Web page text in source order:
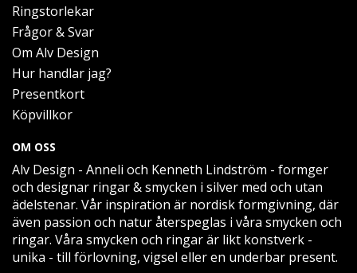
Ringstorlekar
Frågor & Svar
Om Alv Design
Hur handlar jag?
Presentkort
Köpvillkor
OM OSS
Alv Design - Anneli och Kenneth Lindström - formger
och designar ringar & smycken i silver med och utan
ädelstenar. Vår inspiration är nordisk formgivning, där
även passion och natur återspeglas i våra smycken och
ringar. Våra smycken och ringar är likt konstverk -
unika - till förlovning, vigsel eller en underbar present.